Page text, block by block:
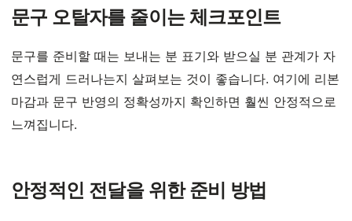
문구 오탈자를 줄이는 체크포인트
문구를 준비할 때는 보내는 분 표기와 받으실 분 관계가 자
연스럽게 드러나는지 살펴보는 것이 좋습니다. 여기에 리본
마감과 문구 반영의 정확성까지 확인하면 훨씬 안정적으로
느껴집니다.
안정적인 전달을 위한 준비 방법